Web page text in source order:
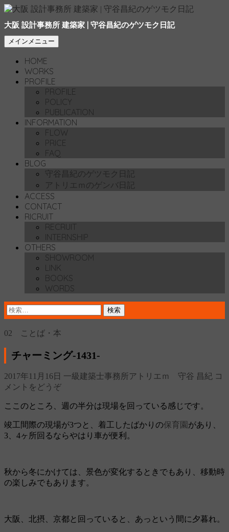
大阪 設計事務所 建築家 | 守谷昌紀のゲツモク日記
検
索
メインメニュー
へ
移
動
HOME
WORKS
PROFILE
PROFILE
POLICY
PUBLICATION
INFORMATION
FLOW
PRICE
FAQ
BLOG
守谷昌紀のゲツモク日記
アトリエｍのゲンバ日記
ACCESS
CONTACT
RICRUIT
RECRUIT
INTERNSHIP
OTHERS
SHOWROOM
LINK
BOOKS
WORDS
検
索:
02 ことば・本
チャーミング‐1431‐
2017年11月16日 一級建築士事務所アトリエｍ 守谷 昌紀 コ
メントをどうぞ
ここのところ、週の半分は現場を回っている感じです。
竣工間際の現場が3つと、着工したばかりの保育園 があり、
3、4ヶ所回るならやはり車が便利。
秋から冬にかけては、景色が変化するときでもあり、移動時
の楽しみでもあります。
大阪、北摂、京都と回っていると、あっという間に夕暮れ。